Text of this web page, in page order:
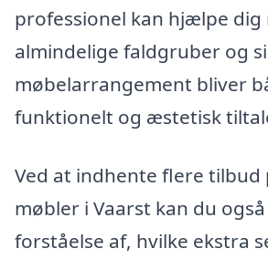
professionel kan hjælpe dig
almindelige faldgruber og
møbelarrangement bliver
funktionelt og æstetisk
Ved at indhente flere tilbud
møbler i Vaarst kan du
forståelse af, hvilke ekstra